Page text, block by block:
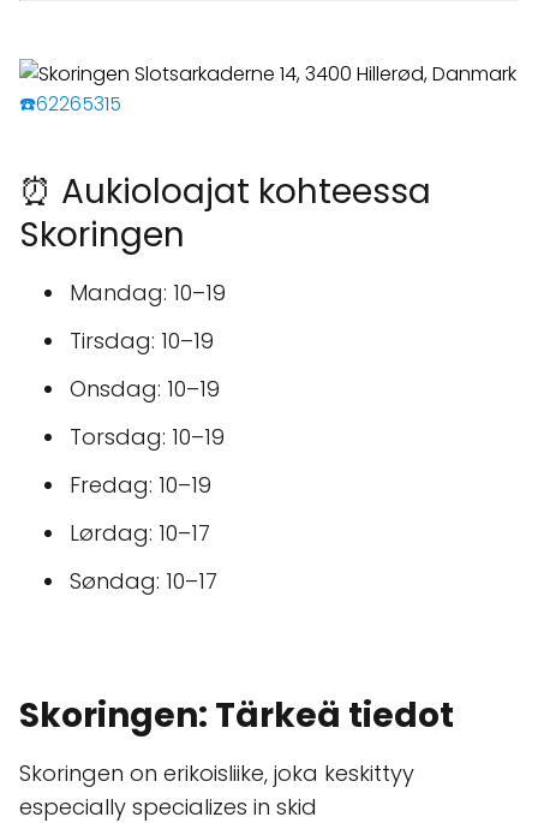
☎️62265315
⏰ Aukioloajat kohteessa
Skoringen
Mandag: 10–19
Tirsdag: 10–19
Onsdag: 10–19
Torsdag: 10–19
Fredag: 10–19
Lørdag: 10–17
Søndag: 10–17
Skoringen: Tärkeä tiedot
Skoringen on erikoisliike, joka keskittyy
especially specializes in skid